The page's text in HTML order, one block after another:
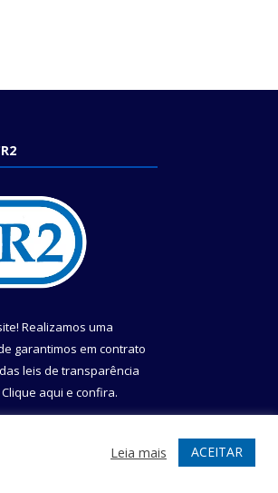
Realizamos uma
garantimos em contrato
leis de transparência
aqui e confira.
Leia mais ACEITAR